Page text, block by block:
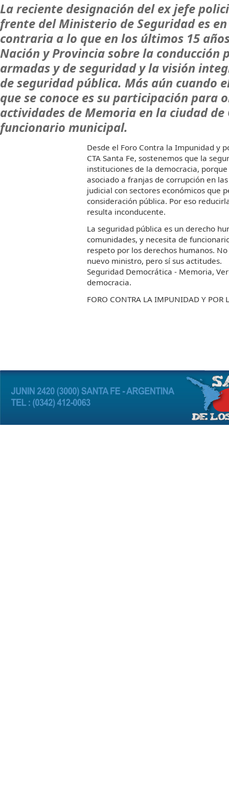
La reciente designación del ex jefe
frente del Ministerio de Seguridad es
contraria a lo que en los últimos 15
Nación y Provincia sobre la conducción
armadas y de seguridad y la visión
de seguridad pública. Más aún cuando
que se conoce es su participación para
actividades de Memoria en la ciudad
funcionario municipal.
Desde el Foro Contra la Impunidad y
CTA Santa Fe, sostenemos que la
instituciones de la democracia,
asociado a franjas de corrupción en
judicial con sectores económicos que
consideración pública. Por eso
resulta inconducente.
La seguridad pública es un derecho
comunidades, y necesita de
respeto por los derechos humanos.
nuevo ministro, pero sí sus actitudes.
Seguridad Democrática - Memoria,
democracia.
FORO CONTRA LA IMPUNIDAD Y POR